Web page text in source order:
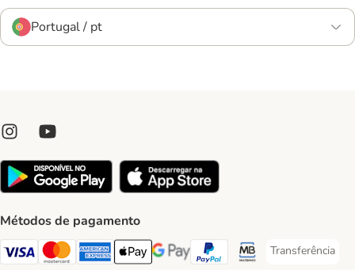
Portugal / pt
Métodos de pagamento
Visa Payment Method
Mastercard Payment Method
American Express Payment Method
Apple Pay Payment Method
Google Pay Payment Method
PayPal Payment Method
Multibanco Payment
Transferência
Transferência